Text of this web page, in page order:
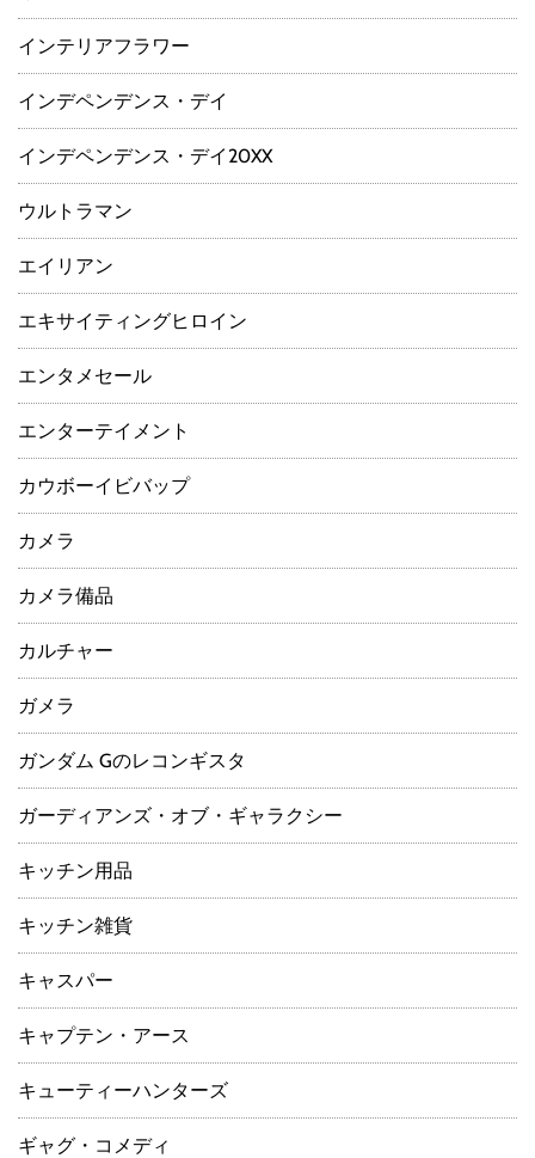
インテリアフラワー
インデペンデンス・デイ
インデペンデンス・デイ20XX
ウルトラマン
エイリアン
エキサイティングヒロイン
エンタメセール
エンターテイメント
カウボーイビバップ
カメラ
カメラ備品
カルチャー
ガメラ
ガンダム Gのレコンギスタ
ガーディアンズ・オブ・ギャラクシー
キッチン用品
キッチン雑貨
キャスパー
キャプテン・アース
キューティーハンターズ
ギャグ・コメディ